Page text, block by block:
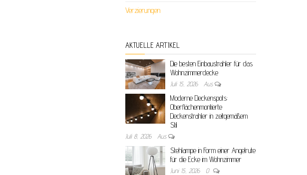
Verzierungen
AKTUELLE ARTIKEL
Die besten Einbaustrahler für das
Wohnzimmerdecke
Juli 15, 2026 Aus
Moderne Deckenspots:
Oberflächenmontierte
Deckenstrahler in zeitgemäßem
Stil
Juli 8, 2026 Aus
Stehlampe in Form einer Angelrute
für die Ecke im Wohnzimmer
Juni 15, 2026 0